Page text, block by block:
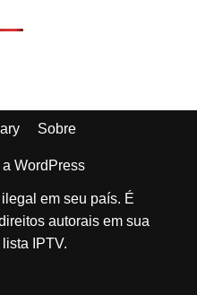
Sobre
a WordPress
em seu país. É
autorais em sua
IPTV.